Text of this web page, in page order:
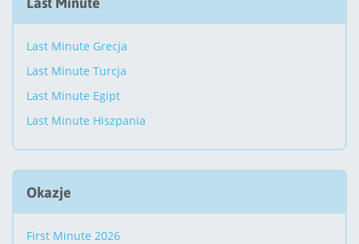
Last Minute Grecja
Last Minute Turcja
Last Minute Egipt
Last Minute Hiszpania
Okazje
First Minute 2026